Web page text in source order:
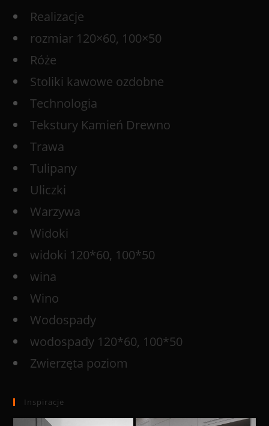
Realizacje
rozmiar 120×60, 100×50
Róże
Stoliki kawowe ozdobne
Technologia
Tekstury Kamień Drewno
Trawa
Tulipany
Uliczki
Warzywa
Widoki
widoki 120*60, 100*50
wina
Wino
Wodospady
wodospady 120*60, 100*50
Zwierzęta poziom
Inspiracje